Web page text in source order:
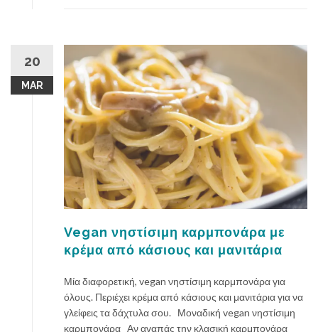
20
MAR
Vegan νηστίσιμη καρμπονάρα με
κρέμα από κάσιους και μανιτάρια
Μία διαφορετική, vegan νηστίσιμη καρμπονάρα για
όλους. Περιέχει κρέμα από κάσιους και μανιτάρια για να
γλείφεις τα δάχτυλα σου. Μοναδική vegan νηστίσιμη
καρμπονάρα Αν αγαπάς την κλασική καρμπονάρα